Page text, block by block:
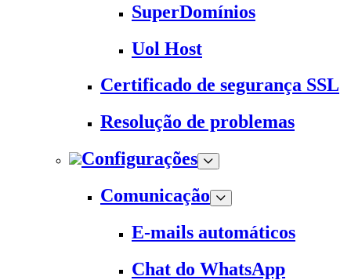
SuperDomínios
Uol Host
Certificado de segurança SSL
Resolução de problemas
Configurações
Comunicação
E-mails automáticos
Chat do WhatsApp